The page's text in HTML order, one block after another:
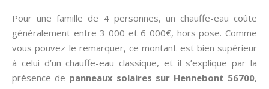
Pour une famille de 4 personnes, un chauffe-eau coûte
généralement entre 3 000 et 6 000€, hors pose. Comme
vous pouvez le remarquer, ce montant est bien supérieur
à celui d’un chauffe-eau classique, et il s’explique par la
présence de panneaux solaires sur Hennebont 56700,